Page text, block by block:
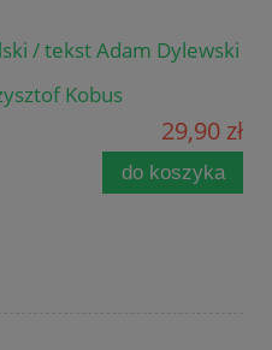
/ tekst Adam Dylewski
Kobus
29,90 zł
do koszyka